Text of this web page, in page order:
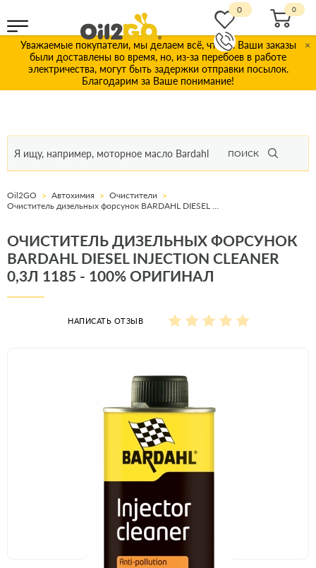
Уважаемые покупатели, мы делаем всё, чтобы Ваши заказы
были доставлены во время, но, из-за перебоев в работе
электричества, могут быть задержки отправки посылок.
Благодарим за Ваше понимание!
×
ПОИСК
0
Oil2GO Автохимия
Очистители
ОЧИСТИТЕЛЬ ДИЗЕЛЬНЫХ ФОРСУНОК
BARDAHL DIESEL INJECTION CLEANER
0,3Л 1185 - 100% ОРИГИНАЛ
НАПИСАТЬ ОТЗЫВ